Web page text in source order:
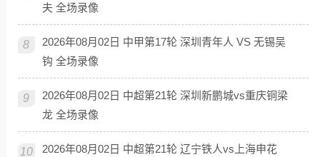
夫 全场录像
8
2026年08月02日 中甲第17轮 深圳青年人 VS 无锡吴
钩 全场录像
9
2026年08月02日 中超第21轮 深圳新鹏城vs重庆铜梁
龙 全场录像
10
2026年08月02日 中超第21轮 辽宁铁人vs上海申花